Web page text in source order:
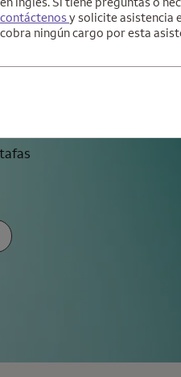
para nota al pie
contáctenosy solicite asistencia
cobra ningún cargo por esta